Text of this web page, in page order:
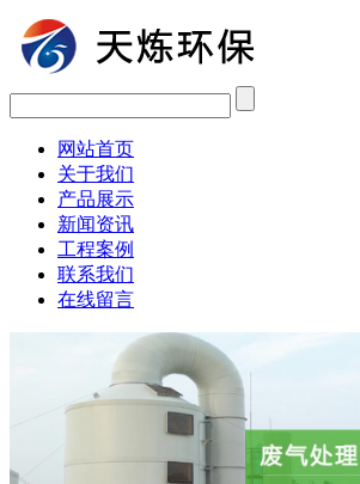
网站首页
关于我们
产品展示
新闻资讯
工程案例
联系我们
在线留言